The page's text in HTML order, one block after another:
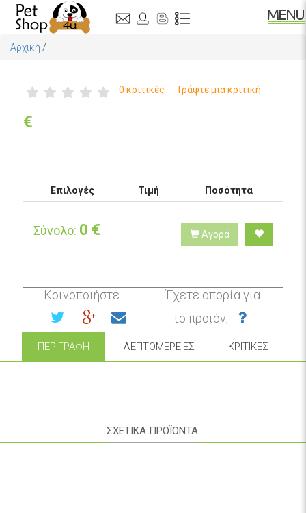
Αρχική /
0 κριτικές Γράψτε μια κριτική
€
Επιλογές Τιμή Ποσότητα
Σύνολο: 0 € Αγορά
Κοινοποιήστε
Έχετε απορία για
το προϊόν;
ΠΕΡΙΓΡΑΦΉ ΛΕΠΤΟΜΈΡΕΙΕΣ ΚΡΙΤΙΚΈΣ
ΣΧΕΤΙΚΑ ΠΡΟΪΟΝΤΑ